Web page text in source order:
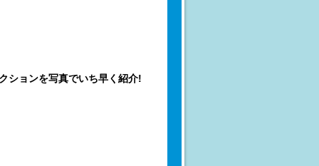
ションを写真でいち早く紹介!